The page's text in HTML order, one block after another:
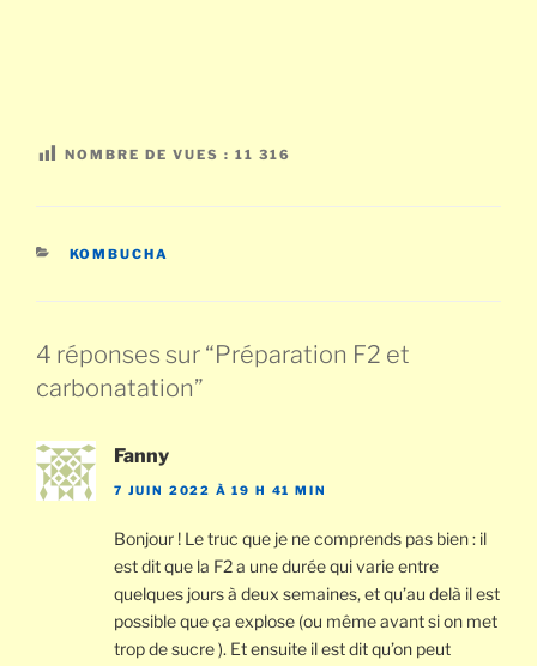
NOMBRE DE VUES : 11 316
CATÉGORIES
KOMBUCHA
4 réponses sur “Préparation F2 et
carbonatation”
Fanny
7 JUIN 2022 À 19 H 41 MIN
Bonjour ! Le truc que je ne comprends pas bien : il
est dit que la F2 a une durée qui varie entre
quelques jours à deux semaines, et qu’au delà il est
possible que ça explose (ou même avant si on met
trop de sucre ). Et ensuite il est dit qu’on peut